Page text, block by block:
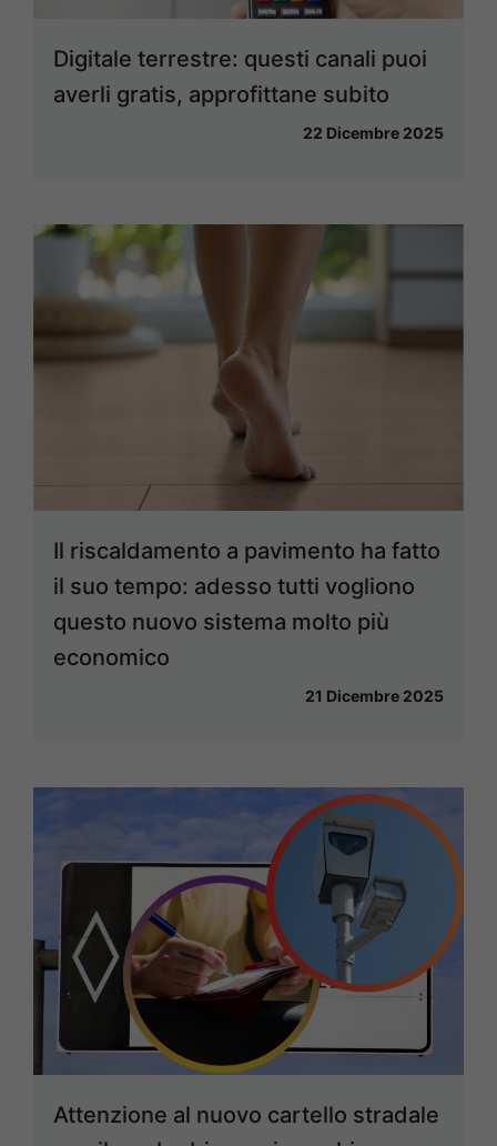
Digitale terrestre: questi canali puoi
averli gratis, approfittane subito
22 Dicembre 2025
Il riscaldamento a pavimento ha fatto
il suo tempo: adesso tutti vogliono
questo nuovo sistema molto più
economico
21 Dicembre 2025
Attenzione al nuovo cartello stradale